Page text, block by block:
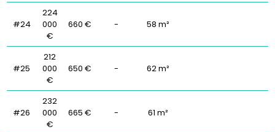
#24
224
000
€
660 € - 58 m²
#25
212
000
€
650 € - 62 m²
#26
232
000
€
665 € - 61 m²